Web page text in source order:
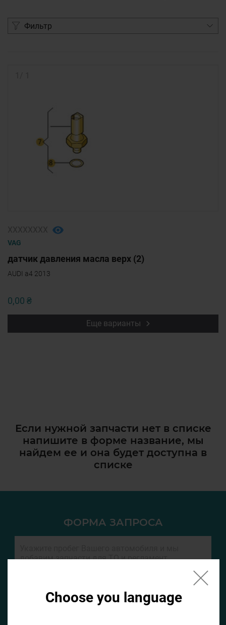
Choose you language
Фильтр
VAG
датчик давления масла верх (2)
AUDI a4 2013
0,00 ₴
Еще варианты
Если нужной запчасти нет в списке
напишите в форме название, мы
найдем ее и она будет доступна в
списке
ФОРМА ЗАПРОСА